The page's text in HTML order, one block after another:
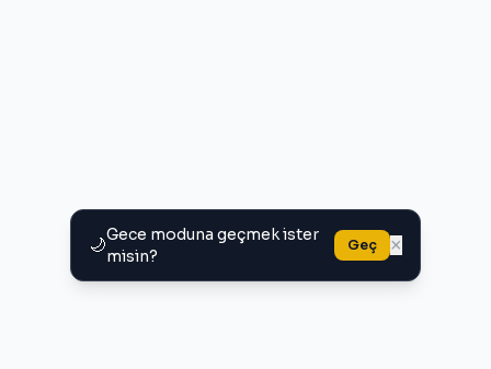
🌙Gece moduna geçmek ister
misin?
Geç ×